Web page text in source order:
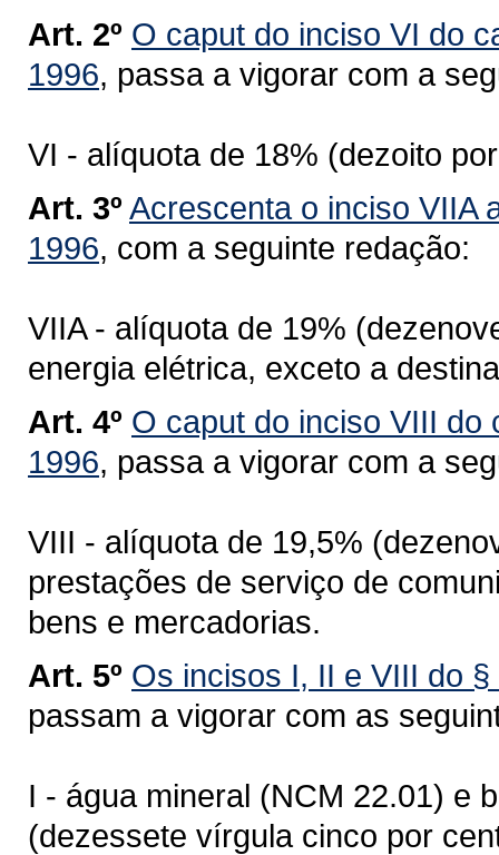
Art. 2º O caput do inciso VI do
1996, passa a vigorar com a
VI - alíquota de 18% (dezoito
Art. 3º Acrescenta o inciso VIIA
1996, com a seguinte redação:
VIIA - alíquota de 19%
energia elétrica, exceto a
Art. 4º O caput do inciso VIII do
1996, passa a vigorar com a
VIII - alíquota de 19,5%
prestações de serviço de
bens e mercadorias.
Art. 5º Os incisos I, II e VIII do
passam a vigorar com as
I - água mineral (NCM 22.01) e
(dezessete vírgula cinco por